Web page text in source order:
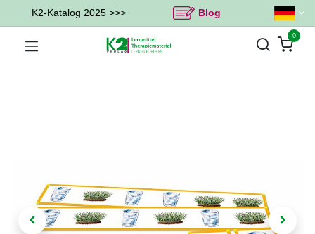
K2-Katalog 2025 >>> Blog
0